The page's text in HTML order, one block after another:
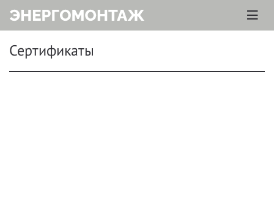
Сертификаты